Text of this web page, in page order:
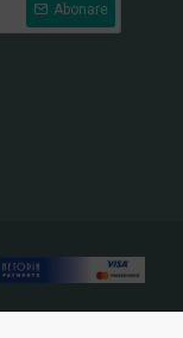
Abonare